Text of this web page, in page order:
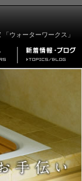
ウォーターワークス」